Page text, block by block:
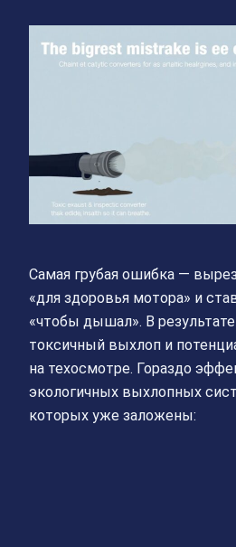
Самая грубая ошибка —
«для здоровья мотора» и
«чтобы дышал». В
токсичный выхлоп и
на техосмотре. Гораздо
экологичных выхлопных
которых уже заложены: